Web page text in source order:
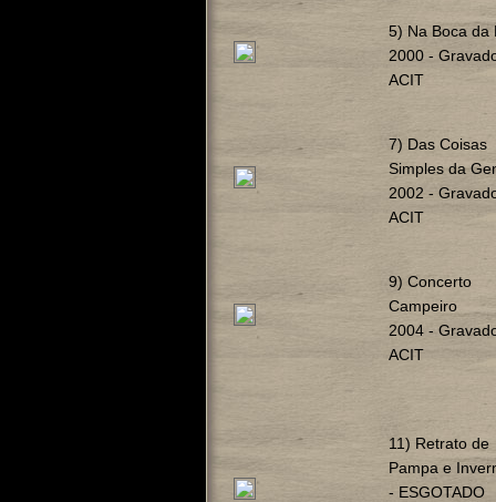
5) Na Boca da
2000 -
ACIT
7) Das Coisas
Simples da
2002 -
ACIT
9) Concerto
Campeiro
2004 -
ACIT
11) Retrato de
Pampa e
- ESGOTADO